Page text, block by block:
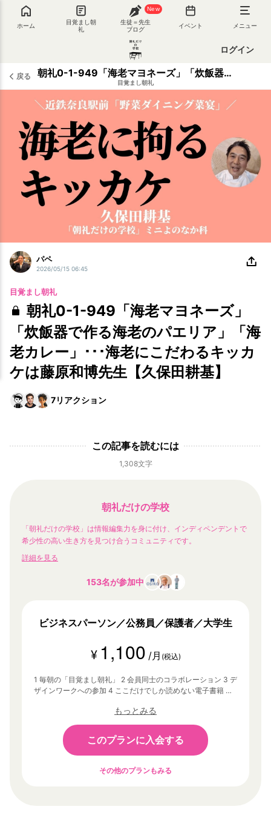
ホーム
目覚まし朝
礼
New
生徒＝先生
ブログ
イベント メニュー
ログイン
戻る 朝礼0-1-949「海老マヨネーズ」「炊飯器で作る海老のパエリア」「海老カレー」･･･海老にこだわるキッカケは藤原和博先生【久保田耕基】
目覚まし朝礼
パペ
2026/05/15 06:45
目覚まし朝礼
朝礼0-1-949「海老マヨネーズ」
「炊飯器で作る海老のパエリア」「海
老カレー」･･･海老にこだわるキッカ
ケは藤原和博先生【久保田耕基】
7リアクション
この記事を読むには
1,308文字
朝礼だけの学校
「朝礼だけの学校」は情報編集力を身に付け、インディペンデントで
希少性の高い生き方を見つけ合うコミュニティです。
詳細を見る
153名が参加中
ビジネスパーソン／公務員／保護者／大学生
¥ 1,100 /月 (税込)
1 毎朝の「目覚まし朝礼」 2 会員同士のコラボレーション 3 デ
ザインワークへの参加 4 ここだけでしか読めない電子書籍 そ
もっとみる
このプランに入会する
その他のプランもみる